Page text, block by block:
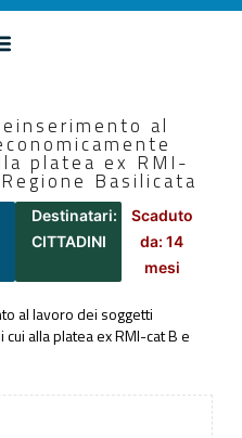
al
platea ex RMI-
Basilicata
Destinatari:
CITTADINI
Scaduto
da: 14
mesi
al lavoro dei soggetti
alla platea ex RMI-cat B e